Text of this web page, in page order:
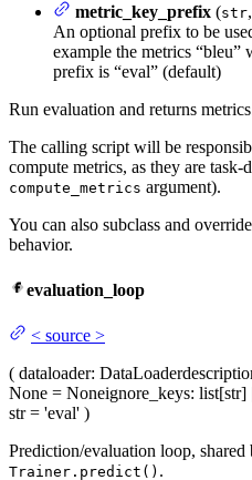
metric_key_prefix (str,
An optional prefix to be
example the metrics “bleu”
prefix is “eval” (default)
Run evaluation and returns
The calling script will be
compute metrics, as they are task-
compute_metrics argument).
You can also subclass and
behavior.
evaluation_loop
< source >
( dataloader: DataLoader
None = Noneignore_keys: list[str]
str = 'eval' )
Prediction/evaluation loop, shared
Trainer.predict() .